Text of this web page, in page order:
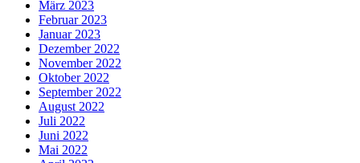
März 2023
Februar 2023
Januar 2023
Dezember 2022
November 2022
Oktober 2022
September 2022
August 2022
Juli 2022
Juni 2022
Mai 2022